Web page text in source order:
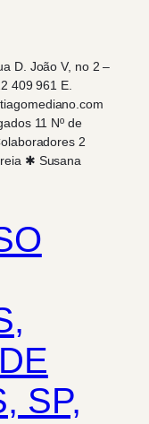
D. João V, no 2 –
409 961 E.
11 Nº de
2
✱ Susana
SP,